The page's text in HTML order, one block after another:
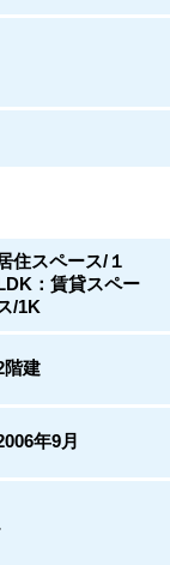
住スペース/１
：賃貸スペー
/1K
階建
年9月